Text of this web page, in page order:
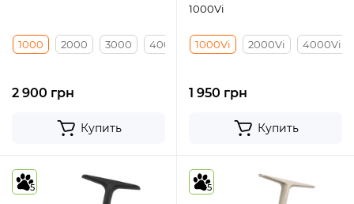
1000 2000 3000 4000
2 900 грн
Купить
1000Vi
1000Vi 2000Vi 4000Vi
1 950 грн
Купить
5 5